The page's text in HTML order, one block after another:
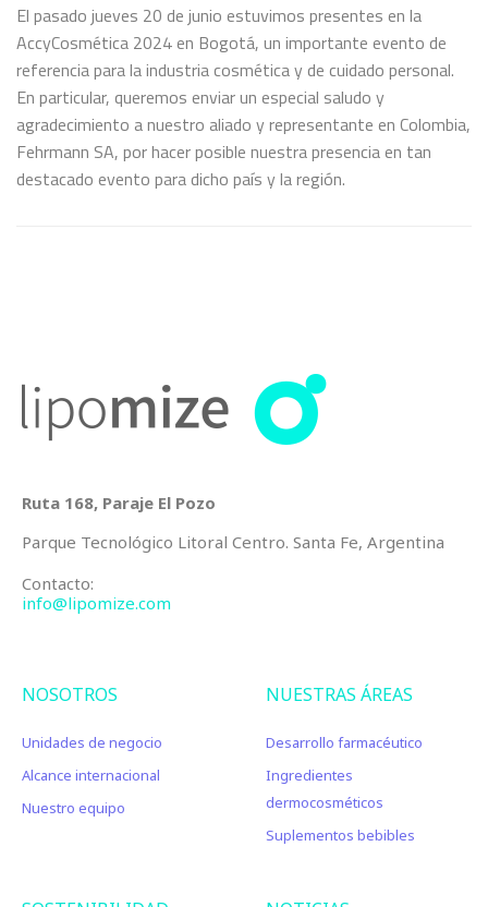
El pasado jueves 20 de junio estuvimos presentes en la
AccyCosmética 2024 en Bogotá, un importante evento de
referencia para la industria cosmética y de cuidado personal.
En particular, queremos enviar un especial saludo y
agradecimiento a nuestro aliado y representante en Colombia,
Fehrmann SA, por hacer posible nuestra presencia en tan
destacado evento para dicho país y la región.
Ruta 168, Paraje El Pozo
Parque Tecnológico Litoral Centro. Santa Fe, Argentina
Contacto:
info@lipomize.com
NOSOTROS
Unidades de negocio
Alcance internacional
Nuestro equipo
NUESTRAS ÁREAS
Desarrollo farmacéutico
Ingredientes
dermocosméticos
Suplementos bebibles